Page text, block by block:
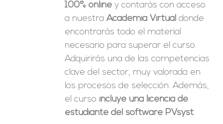
100% online y contarás con acceso
a nuestraAcademia Virtual donde
encontrarás todo el material
necesario para superar el curso.
Adquirirás una de las competencias
clave del sector, muy valorada en
los procesos de selección. Además,
el curso incluye una licencia de
estudiante del software PVsyst.